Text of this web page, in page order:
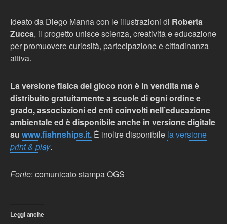
Ideato da Diego Manna con le illustrazioni di Roberta
Zucca, il progetto unisce scienza, creatività e educazione
per promuovere curiosità, partecipazione e cittadinanza
attiva.
La versione fisica del gioco non è in vendita ma è
distribuito gratuitamente a scuole di ogni ordine e
grado, associazioni ed enti coinvolti nell’educazione
ambientale ed è disponibile anche in versione digitale
su www.fishnships.it. È inoltre disponibile la versione
print & play.
Fonte: comunicato stampa OGS
Leggi anche